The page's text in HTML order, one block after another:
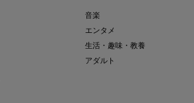
音楽
エンタメ
生活・趣味・教養
アダルト